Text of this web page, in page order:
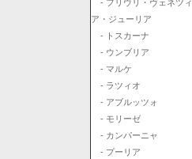
- フリウリ・ヴェネツィ
ア・ジューリア
- トスカーナ
- ウンブリア
- マルケ
- ラツィオ
- アブルッツォ
- モリーゼ
- カンパーニャ
- プーリア